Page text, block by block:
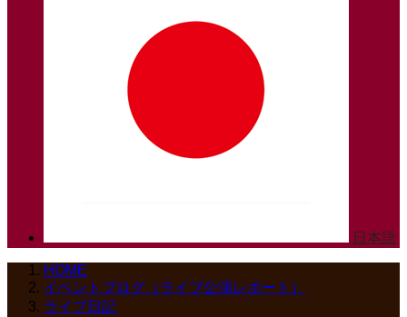
日本語
HOME
イベントブログ（ライブ公演レポート）
ライブ日記